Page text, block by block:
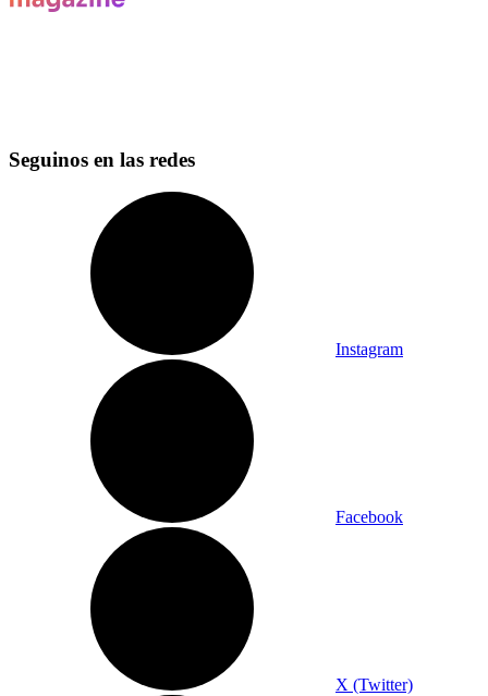
Seguinos en las redes
Instagram
Facebook
X (Twitter)